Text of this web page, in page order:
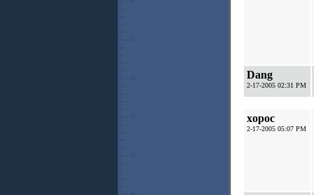
Dang
2-17-2005 02:31 PM
xopoc
2-17-2005 05:07 PM